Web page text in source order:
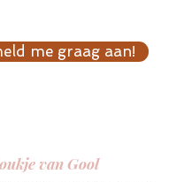
me graag aan!
van Gool